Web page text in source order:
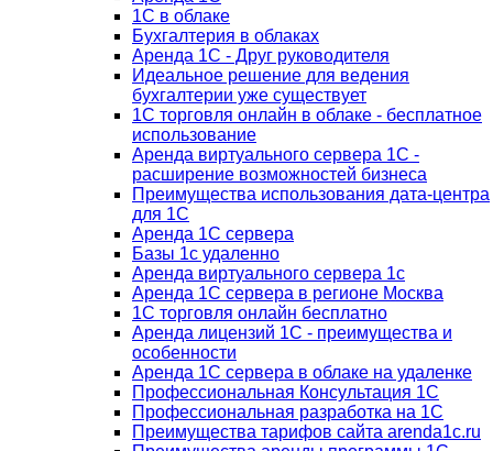
1С в облаке
Бухгалтерия в облаках
Аренда 1С - Друг руководителя
Идеальное решение для ведения
бухгалтерии уже существует
1С торговля онлайн в облаке - бесплатное
использование
Аренда виртуального сервера 1С -
расширение возможностей бизнеса
Преимущества использования дата-центра
для 1С
Аренда 1С сервера
Базы 1с удаленно
Аренда виртуального сервера 1с
Аренда 1С сервера в регионе Москва
1С торговля онлайн бесплатно
Аренда лицензий 1С - преимущества и
особенности
Аренда 1С сервера в облаке на удаленке
Профессиональная Консультация 1С
Профессиональная разработка на 1С
Преимущества тарифов сайта arenda1c.ru